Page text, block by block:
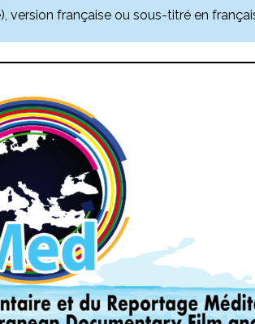
française ou sous-titré en